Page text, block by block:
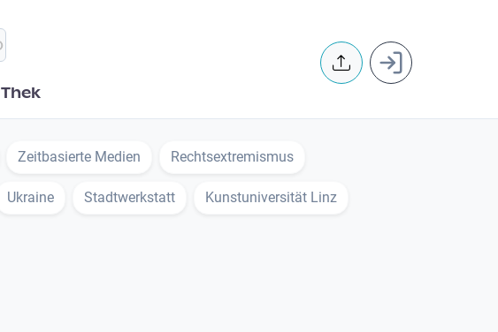
Thek
User
Zeitbasierte Medien Rechtsextremismus
Ukraine Stadtwerkstatt Kunstuniversität Linz